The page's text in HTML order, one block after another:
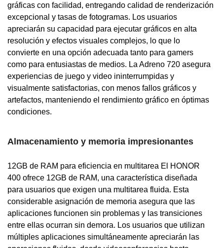
gráficas con facilidad, entregando calidad de renderización
excepcional y tasas de fotogramas. Los usuarios
apreciarán su capacidad para ejecutar gráficos en alta
resolución y efectos visuales complejos, lo que lo
convierte en una opción adecuada tanto para gamers
como para entusiastas de medios. La Adreno 720 asegura
experiencias de juego y video ininterrumpidas y
visualmente satisfactorias, con menos fallos gráficos y
artefactos, manteniendo el rendimiento gráfico en óptimas
condiciones.
Almacenamiento y memoria impresionantes
12GB de RAM para eficiencia en multitarea El HONOR
400 ofrece 12GB de RAM, una característica diseñada
para usuarios que exigen una multitarea fluida. Esta
considerable asignación de memoria asegura que las
aplicaciones funcionen sin problemas y las transiciones
entre ellas ocurran sin demora. Los usuarios que utilizan
múltiples aplicaciones simultáneamente apreciarán las